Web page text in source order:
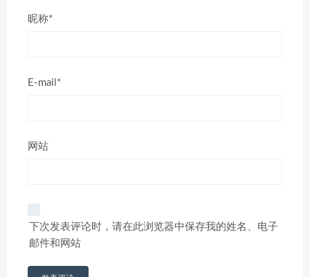
昵称*
E-mail*
网站
下次发表评论时，请在此浏览器中保存我的姓名、电子
邮件和网站